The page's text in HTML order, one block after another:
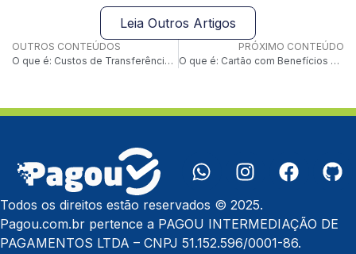
Leia Outros Artigos
OUTROS CONTEÚDOS
O que é: Custos de Transferência Internacional
PRÓXIMO CONTEÚDO
O que é: Cartão com Benefícios de Cashback
Todos os direitos estão reservados © 2025.
Pagou.com.br pertence a PAGOU INTERMEDIAÇÃO DE
PAGAMENTOS LTDA – CNPJ 51.152.596/0001-86.